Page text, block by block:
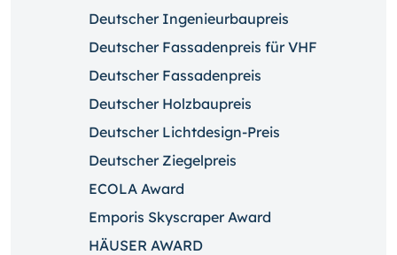
Deutscher Ingenieurbaupreis
Deutscher Fassadenpreis für VHF
Deutscher Fassadenpreis
Deutscher Holzbaupreis
Deutscher Lichtdesign-Preis
Deutscher Ziegelpreis
ECOLA Award
Emporis Skyscraper Award
HÄUSER AWARD